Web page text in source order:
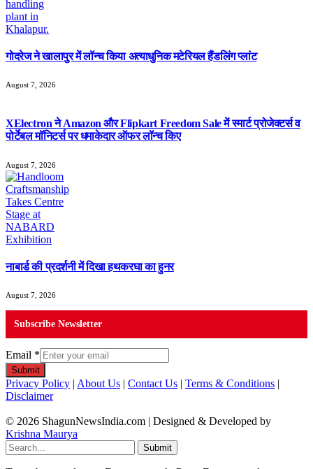
गोदरेज ने खालापुर में लॉन्च किया अत्याधुनिक मटेरियल हैंडलिंग प्लांट
August 7, 2026
XElectron ने Amazon और Flipkart Freedom Sale में स्मार्ट प्रोजेक्टर्स व
पोर्टेबल मॉनिटर्स पर धमाकेदार ऑफर लॉन्च किए
August 7, 2026
नाबार्ड की प्रदर्शनी में दिखा हथकरघा का हुनर
August 7, 2026
Subscribe Newsletter
Email *
Submit
Privacy Policy | About Us | Contact Us | Terms & Conditions |
Disclaimer
© 2026 ShagunNewsIndia.com | Designed & Developed by
Krishna Maurya
Submit